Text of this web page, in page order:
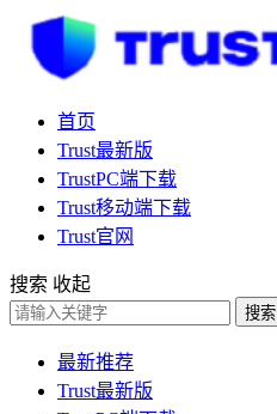
首页
Trust最新版
TrustPC端下载
Trust移动端下载
Trust官网
搜索 收起
搜索
最新推荐
Trust最新版